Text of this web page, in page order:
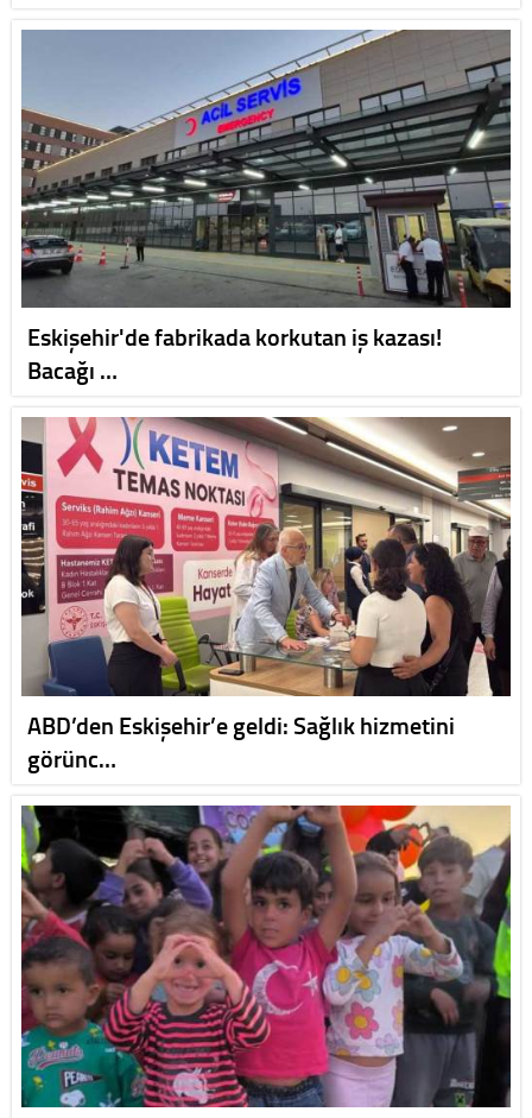
Eskişehir'de fabrikada korkutan iş kazası!
Bacağı …
ABD’den Eskişehir’e geldi: Sağlık hizmetini
görünc…